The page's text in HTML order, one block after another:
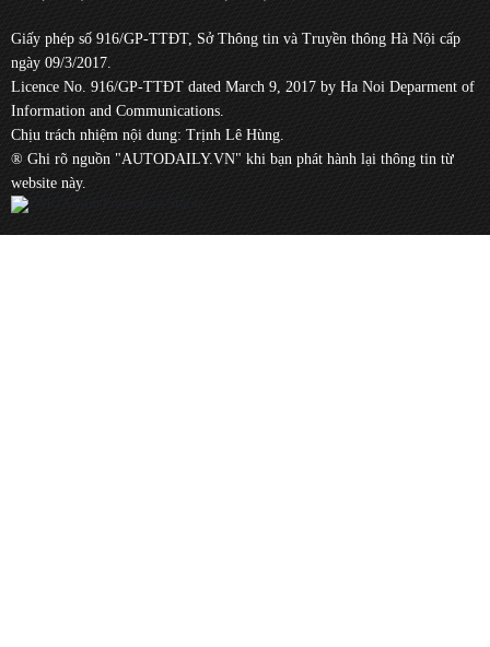
Giấy phép số 916/GP-TTĐT, Sở Thông tin và Truyền thông Hà Nội cấp
ngày 09/3/2017.
Licence No. 916/GP-TTĐT dated March 9, 2017 by Ha Noi Deparment of
Information and Communications.
Chịu trách nhiệm nội dung: Trịnh Lê Hùng.
® Ghi rõ nguồn "AUTODAILY.VN" khi bạn phát hành lại thông tin từ
website này.